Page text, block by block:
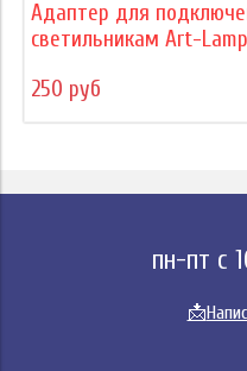
Адаптер для
светильникам Art-
250 руб
пн-пт с
📩